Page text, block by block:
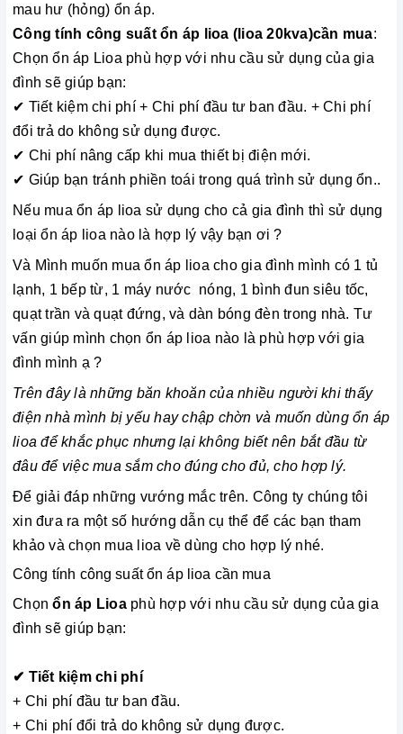
mau hư (hỏng) ổn áp.
Công tính công suất ổn áp lioa ( lioa 20kva)cần mua:
Chọn ổn áp Lioa phù hợp với nhu cầu sử dụng của gia
đình sẽ giúp bạn:
✔ Tiết kiệm chi phí + Chi phí đầu tư ban đầu. + Chi phí
đổi trả do không sử dụng được.
✔ Chi phí nâng cấp khi mua thiết bị điện mới.
✔ Giúp bạn tránh phiền toái trong quá trình sử dụng ổn..
Nếu mua ổn áp lioa sử dụng cho cả gia đình thì sử dụng
loại ổn áp lioa nào là hợp lý vậy bạn ơi ?
Và Mình muốn mua ổn áp lioa cho gia đình mình có 1 tủ
lạnh, 1 bếp từ, 1 máy nước nóng, 1 bình đun siêu tốc,
quạt trần và quạt đứng, và dàn bóng đèn trong nhà. Tư
vấn giúp mình chọn ổn áp lioa nào là phù hợp với gia
đình mình ạ ?
Trên đây là những băn khoăn của nhiều người khi thấy
điện nhà mình bị yếu hay chập chờn và muốn dùng ổn áp
lioa để khắc phục nhưng lại không biết nên bắt đầu từ
đâu để việc mua sắm cho đúng cho đủ, cho hợp lý.
Để giải đáp những vướng mắc trên. Công ty chúng tôi
xin đưa ra một số hướng dẫn cụ thể để các bạn tham
khảo và chọn mua lioa về dùng cho hợp lý nhé.
Công tính công suất ổn áp lioa cần mua
Chọnổn áp Lioaphù hợp với nhu cầu sử dụng của gia
đình sẽ giúp bạn:
✔ Tiết kiệm chi phí
+ Chi phí đầu tư ban đầu.
+ Chi phí đổi trả do không sử dụng được.